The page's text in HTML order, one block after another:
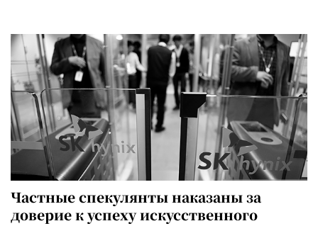
Частные спекулянты наказаны за
доверие к успеху искусственного